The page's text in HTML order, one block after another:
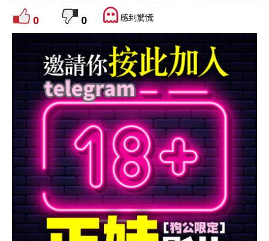
0 0 感到驚慌